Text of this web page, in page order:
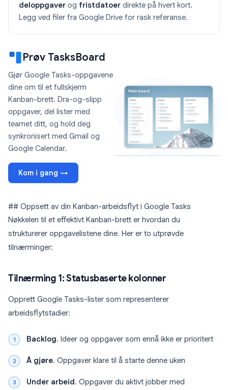
deloppgaver og fristdatoer direkte på hvert kort.
Legg ved filer fra Google Drive for rask referanse.
Prøv TasksBoard
Gjør Google Tasks-oppgavene
dine om til et fullskjerm
Kanban-brett. Dra-og-slipp
oppgaver, del lister med
teamet ditt, og hold deg
synkronisert med Gmail og
Google Calendar.
Kom i gang →
## Oppsett av din Kanban-arbeidsflyt i Google Tasks
Nøkkelen til et effektivt Kanban-brett er hvordan du
strukturerer oppgavelistene dine. Her er to utprøvde
tilnærminger:
Tilnærming 1: Statusbaserte kolonner
Opprett Google Tasks-lister som representerer
arbeidsflytstadier:
Backlog. Ideer og oppgaver som ennå ikke er prioritert
Å gjøre. Oppgaver klare til å starte denne uken
Under arbeid . Oppgaver du aktivt jobber med